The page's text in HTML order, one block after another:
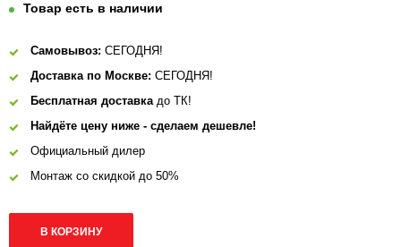
Товар есть в наличии
Самовывоз: СЕГОДНЯ!
Доставка по Москве: СЕГОДНЯ!
Бесплатная доставкадо ТК!
Найдёте цену ниже - сделаем дешевле!
Официальный дилер
Монтаж со скидкой до 50%
В КОРЗИНУ